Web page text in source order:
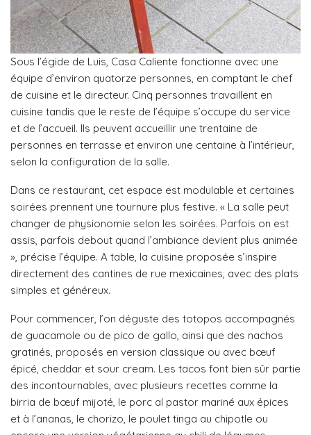
Sous l’égide de Luis, Casa Caliente fonctionne avec une
équipe d’environ quatorze personnes, en comptant le chef
de cuisine et le directeur. Cinq personnes travaillent en
cuisine tandis que le reste de l’équipe s’occupe du service
et de l’accueil. Ils peuvent accueillir une trentaine de
personnes en terrasse et environ une centaine à l’intérieur,
selon la configuration de la salle.
Dans ce restaurant, cet espace est modulable et certaines
soirées prennent une tournure plus festive. « La salle peut
changer de physionomie selon les soirées. Parfois on est
assis, parfois debout quand l’ambiance devient plus animée
», précise l’équipe. A table, la cuisine proposée s’inspire
directement des cantines de rue mexicaines, avec des plats
simples et généreux.
Pour commencer, l’on déguste des totopos accompagnés
de guacamole ou de pico de gallo, ainsi que des nachos
gratinés, proposés en version classique ou avec bœuf
épicé, cheddar et sour cream. Les tacos font bien sûr partie
des incontournables, avec plusieurs recettes comme la
birria de bœuf mijoté, le porc al pastor mariné aux épices
et à l’ananas, le chorizo, le poulet tinga au chipotle ou